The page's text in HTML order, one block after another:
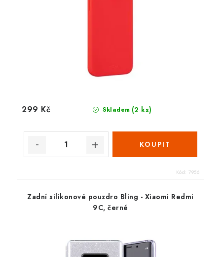
Skladem (2 ks)
299 Kč
Kód: 7956
Zadní silikonové pouzdro Bling - Xiaomi Redmi
9C, černé